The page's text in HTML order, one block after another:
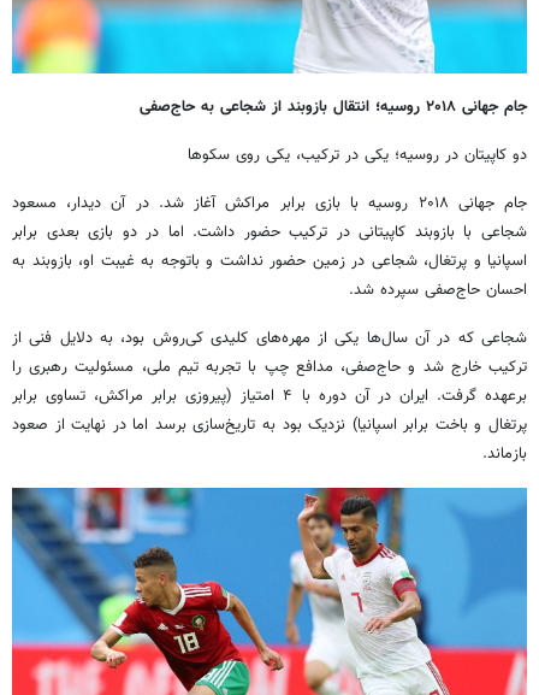
جام جهانی ۲۰۱۸ روسیه؛ انتقال بازوبند از شجاعی به حاج‌صفی
دو کاپیتان در روسیه؛ یکی در ترکیب، یکی روی سکوها
جام جهانی ۲۰۱۸ روسیه با بازی برابر مراکش آغاز شد. در آن دیدار، مسعود
شجاعی با بازوبند کاپیتانی در ترکیب حضور داشت. اما در دو بازی بعدی برابر
اسپانیا و پرتغال، شجاعی در زمین حضور نداشت و باتوجه به غیبت او، بازوبند به
احسان حاج‌صفی سپرده شد.
شجاعی که در آن سال‌ها یکی از مهره‌های کلیدی کی‌روش بود، به دلایل فنی از
ترکیب خارج شد و حاج‌صفی، مدافع چپ با تجربه تیم ملی، مسئولیت رهبری را
برعهده گرفت. ایران در آن دوره با ۴ امتیاز (پیروزی برابر مراکش، تساوی برابر
پرتغال و باخت برابر اسپانیا) نزدیک بود به تاریخ‌سازی برسد اما در نهایت از صعود
بازماند.